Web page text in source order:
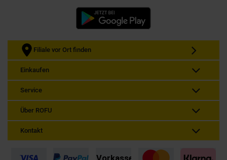
Filiale vor Ort finden
Einkaufen
Service
Über ROFU
Kontakt